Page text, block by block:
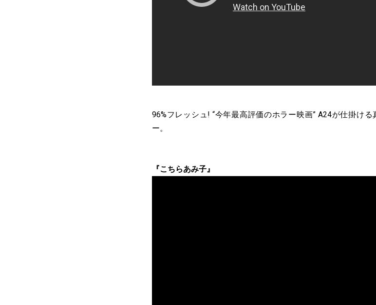
96%フレッシュ! “今年最高評価のホラー映画” A24が仕掛け
ー。
『こちらあみ子』